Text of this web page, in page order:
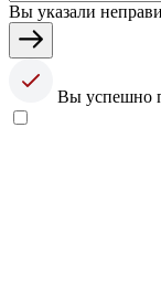
Вы указали
Вы успешно